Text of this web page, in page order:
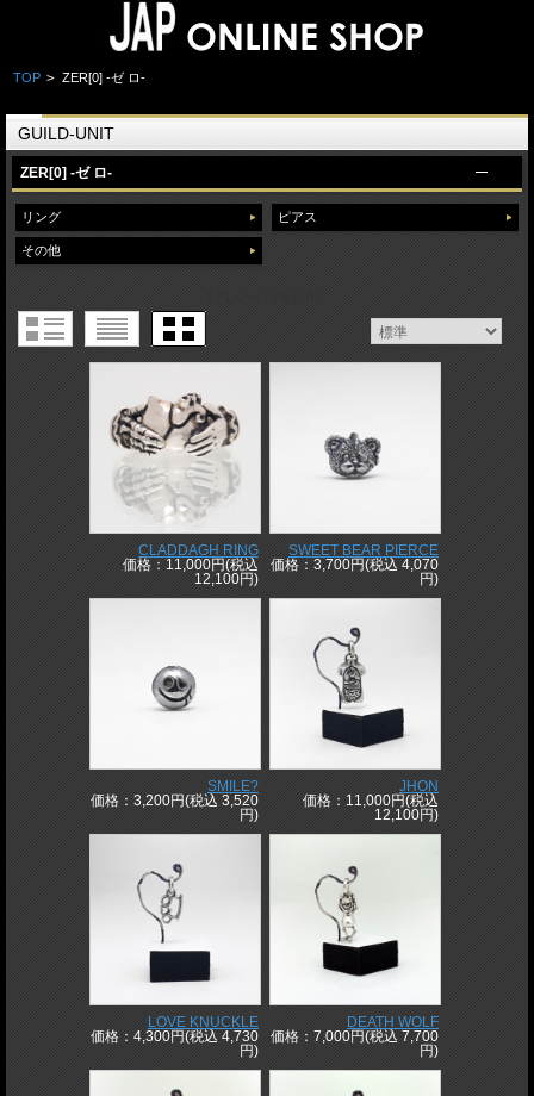
TOP > ZER[0] -ゼ ロ-
GUILD-UNIT
ZER[0] -ゼ ロ-
リング
その他
ピアス
CLADDAGH RING
価格：11,000円(税込
12,100円)
SWEET BEAR PIERCE
価格：3,700円(税込 4,070
円)
SMILE?
価格：3,200円(税込 3,520
円)
JHON
価格：11,000円(税込
12,100円)
LOVE KNUCKLE
価格：4,300円(税込 4,730
円)
DEATH WOLF
価格：7,000円(税込 7,700
円)